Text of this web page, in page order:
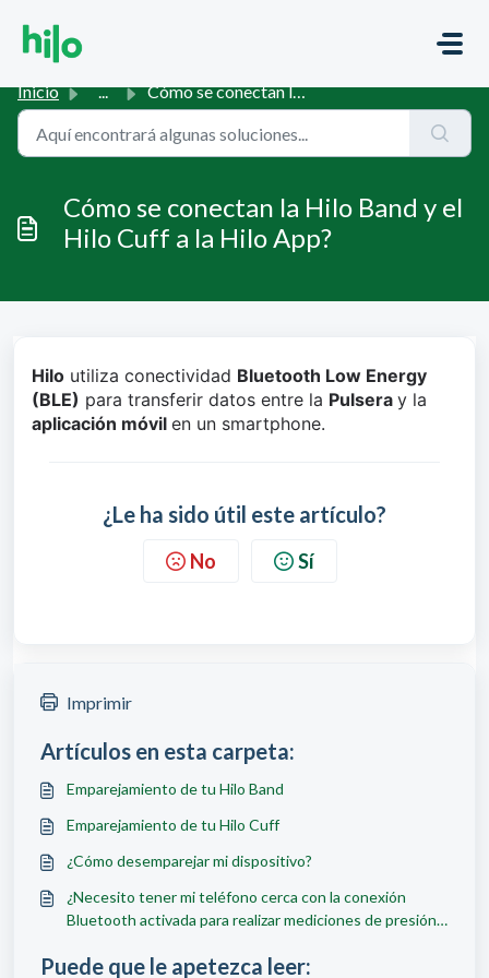
Inicio ... Cómo se conectan la Hilo Band y el Hilo Cuff a la Hilo App?
Cómo se conectan la Hilo Band y el
Hilo Cuff a la Hilo App?
Hilo utiliza conectividad Bluetooth Low Energy
(BLE) para transferir datos entre la Pulsera
aplicación móvil en un smartphone.
¿Le ha sido útil este artículo?
No Sí
Imprimir
Artículos en esta carpeta:
Emparejamiento de tu Hilo Band
Emparejamiento de tu Hilo Cuff
¿Cómo desemparejar mi dispositivo?
¿Necesito tener mi teléfono cerca con la conexión
Bluetooth activada para realizar mediciones de presión
Puede que le apetezca leer: